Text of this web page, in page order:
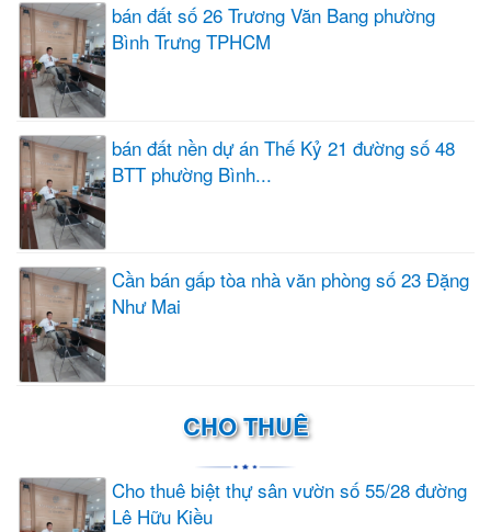
bán đất số 26 Trương Văn Bang phường
Bình Trưng TPHCM
bán đất nền dự án Thế Kỷ 21 đường số 48
BTT phường Bình...
Cần bán gấp tòa nhà văn phòng số 23 Đặng
Như Mai
CHO THUÊ
Cho thuê biệt thự sân vườn số 55/28 đường
Lê Hữu Kiều